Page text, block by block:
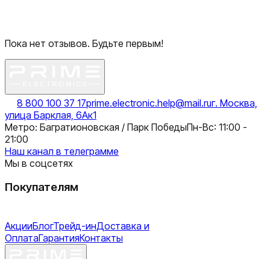
Пока нет отзывов. Будьте первым!
8 800 100 37 17prime.electronic.help@mail.ruг. Москва,
улица Барклая, 6Ак1
Метро: Багратионовская / Парк ПобедыПн-Вс: 11:00 -
21:00
Наш канал в телеграмме
Мы в соцсетях
Покупателям
АкцииБлогТрейд-инДоставка и
ОплатаГарантияКонтакты